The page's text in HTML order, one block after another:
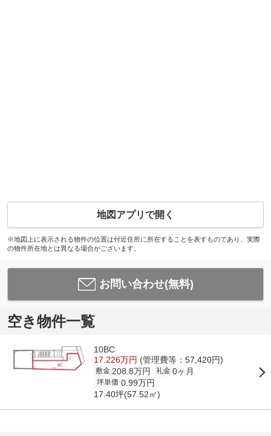
地図アプリで開く
※地図上に表示される物件の位置は付近住所に所在することを表すものであり、実際
の物件所在地とは異なる場合がございます。
お問い合わせ(無料)
空き物件一覧
10BC
17.226万円 (管理費等：57,420円)
敷金 208.8万円 礼金 0ヶ月
坪単価 0.99万円
17.40坪(57.52㎡)